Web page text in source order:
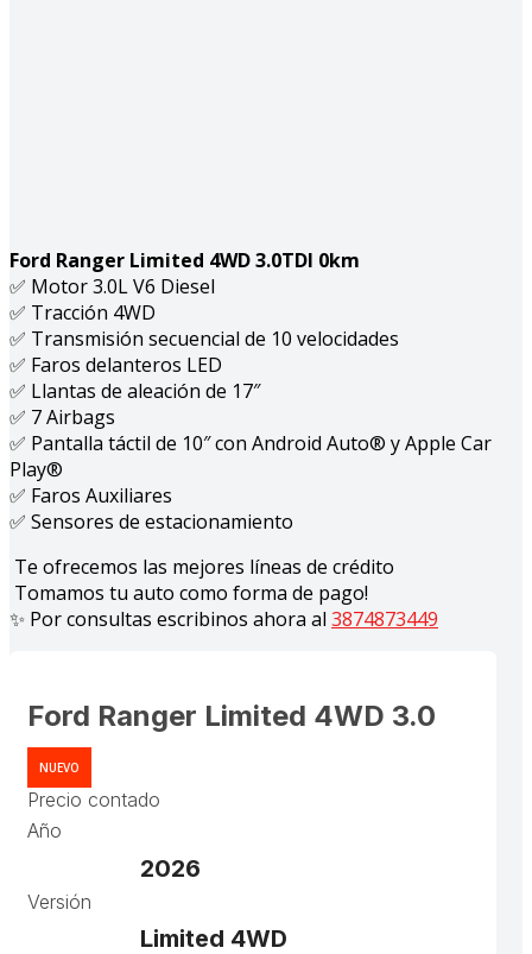
Ford Ranger Limited 4WD 3.0TDI 0km
✅ Motor 3.0L V6 Diesel
✅ Tracción 4WD
✅ Transmisión secuencial de 10 velocidades
✅ Faros delanteros LED
✅ Llantas de aleación de 17″
✅ 7 Airbags
✅ Pantalla táctil de 10″ con Android Auto® y Apple Car
Play®
✅ Faros Auxiliares
✅ Sensores de estacionamiento
Te ofrecemos las mejores líneas de crédito
Tomamos tu auto como forma de pago!
✨ Por consultas escribinos ahora al 3874873449
Ford Ranger Limited 4WD 3.0
NUEVO
Precio contado
Año
2026
Versión
Limited 4WD